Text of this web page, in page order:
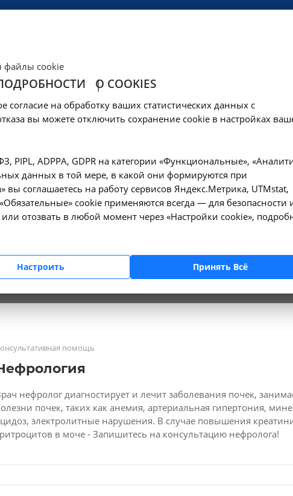
помощь
МЕДИЦИНЫ работают лучшие терапевты и узкие
нефролог и другие. Мы помогаем пациентам с
Запишитесь на прием онлайн или по телефону!
помощь
нефролог диагностирует и лечит заболевания почек,
почек, таких как анемия, артериальная гипертония,
электролитные нарушения. В случае повышения
в моче - Запишитесь на консультацию нефролога!
файлы cookie
О COOKIES
на обработку ваших статистических данных с
вы можете отключить сохранение cookie в настройках
PIPL, ADPPA, GDPR на категории «Функциональные»,
данных в той мере, в какой они формируются при
соглашаетесь на работу сервисов Яндекс.Метрика, UTMstat,
cookie применяются всегда — для безопасности
отозвать в любой момент через «Настройки cookie»,
Настроить Принять Всё